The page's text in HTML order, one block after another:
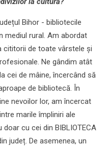
Bihor - bibliotecile
mediul rural. Am abordat
cititorii de toate vârstele și
Ne gândim atât
cei de mâine, încercând să
de bibliotecă. În
nevoilor lor, am încercat
marile împliniri ale
cu cei din BIBLIOTECA
județ. De asemenea, un